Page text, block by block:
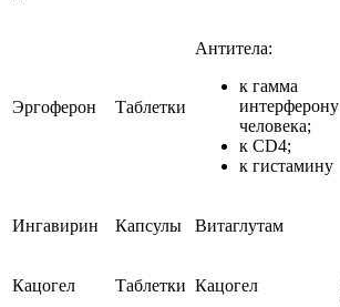
Эргоферон Таблетки
Антитела:
к гамма
интерферону
человека;
к CD4;
к гистамину
Ингавирин Капсулы Витаглутам
Кацогел Таблетки Кацогел